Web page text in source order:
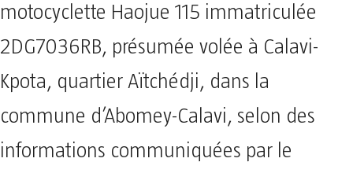
motocyclette Haojue 115 immatriculée
2DG7036RB, présumée volée à Calavi-
Kpota, quartier Aïtchédji, dans la
commune d’Abomey-Calavi, selon des
informations communiquées par le